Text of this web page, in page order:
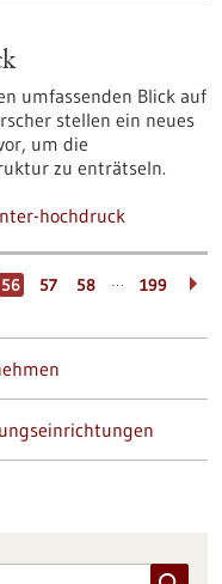
umfassenden Blick auf
stellen ein neues
um die
zu enträtseln.
hochdruck
56 57 58 … 199